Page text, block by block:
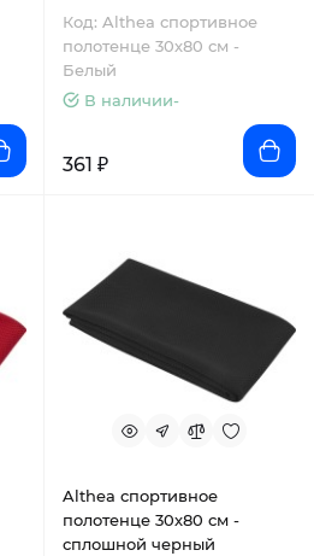
Код: Althea спортивное
полотенце 30х80 см -
Белый
В наличии-
361 ₽
Althea спортивное
полотенце 30х80 см -
сплошной черный